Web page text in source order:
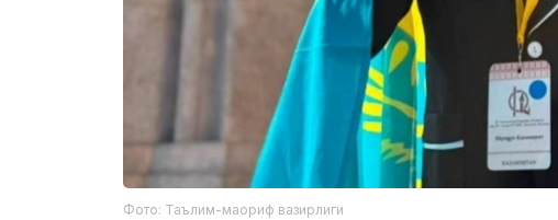
Фото: Таълим-маориф вазирлиги